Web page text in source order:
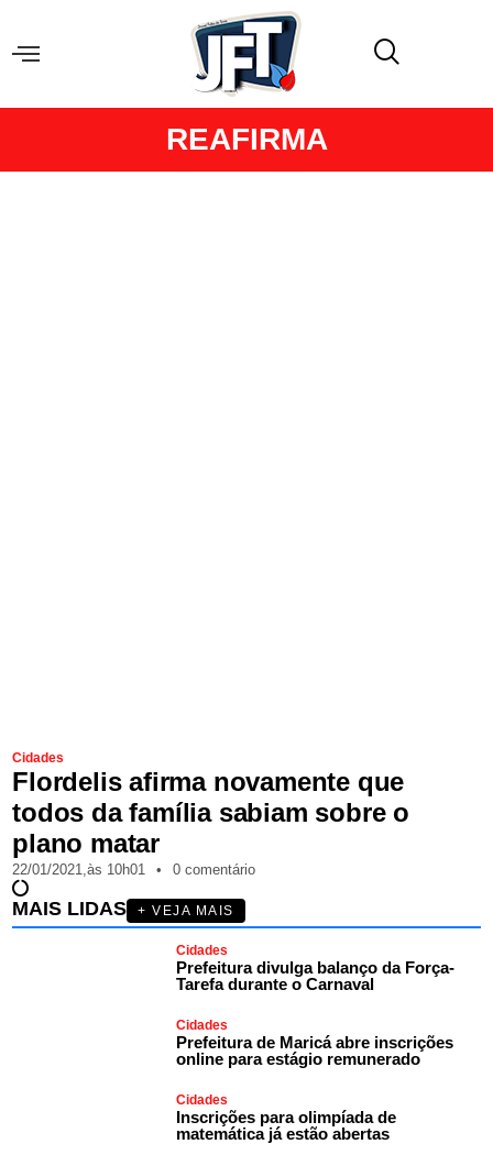
REAFIRMA
Cidades
Flordelis afirma novamente que
todos da família sabiam sobre o
plano matar
22/01/2021,às 10h01 • 0 comentário
MAIS LIDAS + VEJA MAIS
Cidades
Prefeitura divulga balanço da Força-
Tarefa durante o Carnaval
Cidades
Prefeitura de Maricá abre inscrições
online para estágio remunerado
Cidades
Inscrições para olimpíada de
matemática já estão abertas